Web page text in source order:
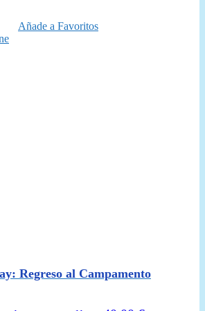
Añade a Favoritos
Regreso al Campamento